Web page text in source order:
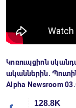
Կոռուպցիոն
ականներին.
Alpha Newsroom
128.8K